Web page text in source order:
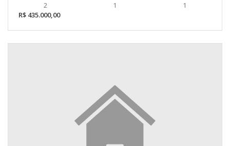
2 1
1
R$ 435.000,00